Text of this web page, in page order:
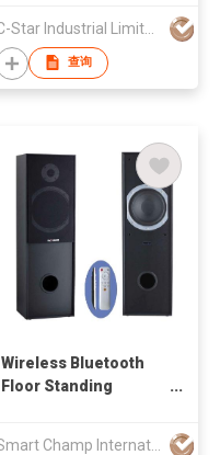
C-Star Industrial Limited
查询
Wireless Bluetooth
Floor Standing
Smart Champ International Investment Limited